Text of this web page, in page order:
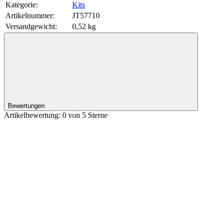
Kategorie:
Kits
Artikelnummer:
JT57710
Versandgewicht‍:
0,52 kg
Bewertungen
Artikelbewertung: 0 von 5 Sterne